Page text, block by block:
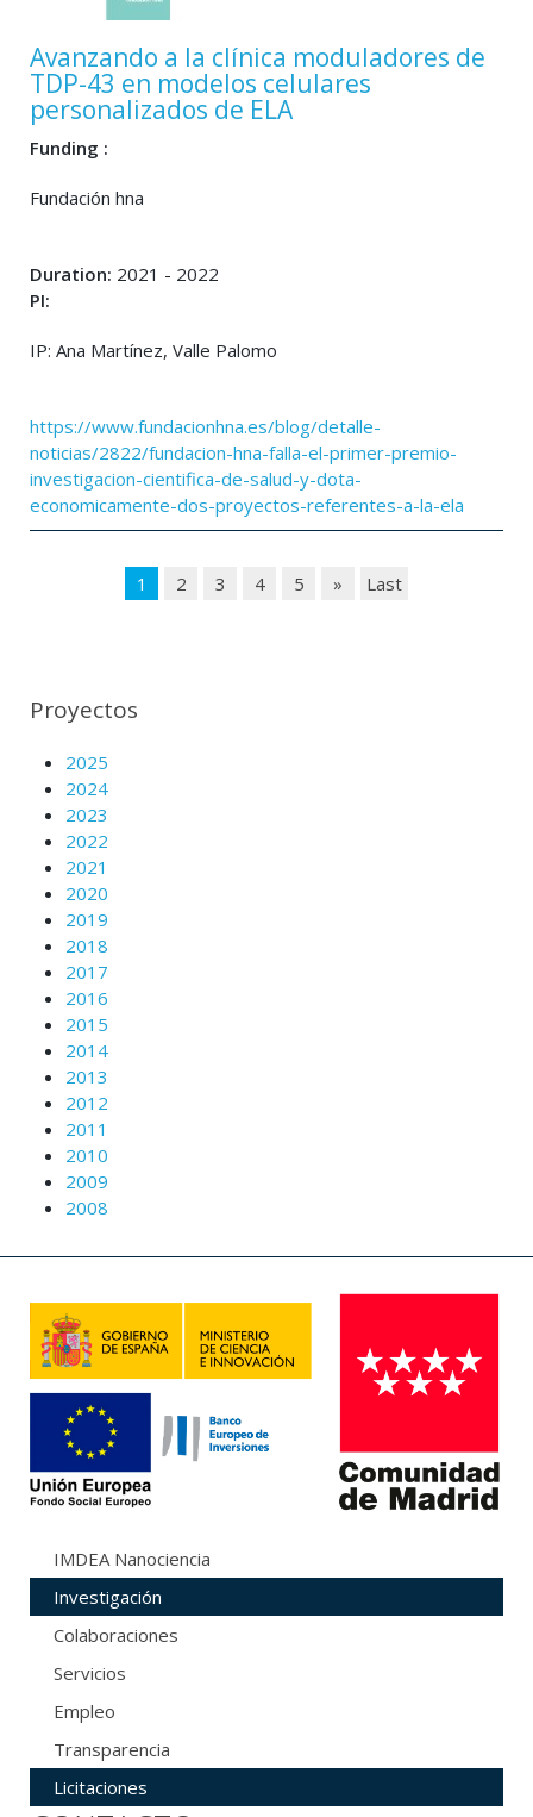
Avanzando a la clínica moduladores de
TDP-43 en modelos celulares
personalizados de ELA
Funding :
Fundación hna
Duration: 2021 - 2022
PI:
IP: Ana Martínez, Valle Palomo
https://www.fundacionhna.es/blog/detalle-
noticias/2822/fundacion-hna-falla-el-primer-premio-
investigacion-cientifica-de-salud-y-dota-
economicamente-dos-proyectos-referentes-a-la-ela
1 2 3 4 5 » Last
Proyectos
2025
2024
2023
2022
2021
2020
2019
2018
2017
2016
2015
2014
2013
2012
2011
2010
2009
2008
IMDEA Nanociencia
Investigación
Colaboraciones
Servicios
Empleo
Transparencia
Licitaciones